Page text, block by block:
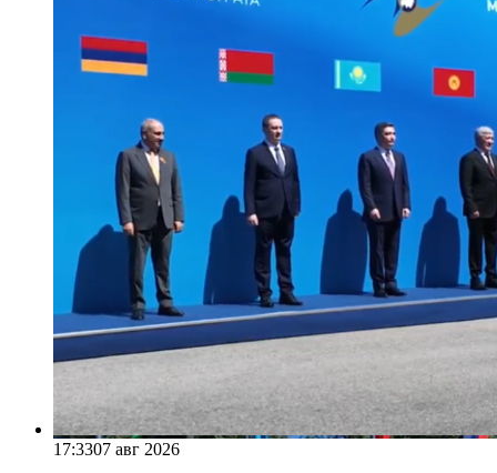
17:3307 авг 2026